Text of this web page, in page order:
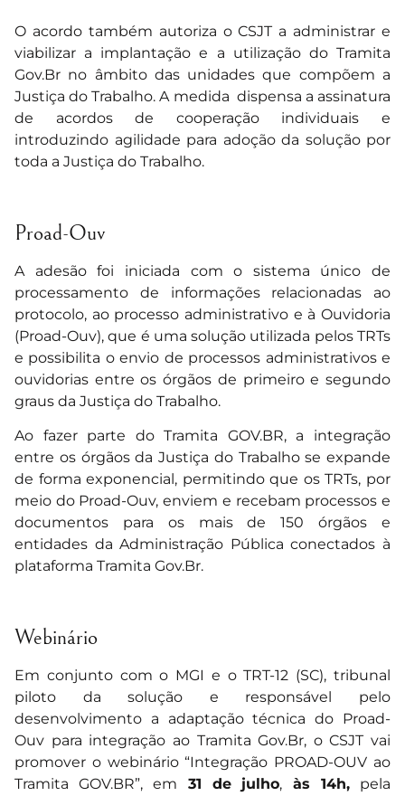
O acordo também autoriza o CSJT a administrar e
viabilizar a implantação e a utilização do Tramita
Gov.Br no âmbito das unidades que compõem a
Justiça do Trabalho. A medida dispensa a assinatura
de acordos de cooperação individuais e
introduzindo agilidade para adoção da solução por
toda a Justiça do Trabalho.
Proad-Ouv
A adesão foi iniciada com o sistema único de
processamento de informações relacionadas ao
protocolo, ao processo administrativo e à Ouvidoria
(Proad-Ouv), que é uma solução utilizada pelos TRTs
e possibilita o envio de processos administrativos e
ouvidorias entre os órgãos de primeiro e segundo
graus da Justiça do Trabalho.
Ao fazer parte do Tramita GOV.BR, a integração
entre os órgãos da Justiça do Trabalho se expande
de forma exponencial, permitindo que os TRTs, por
meio do Proad-Ouv, enviem e recebam processos e
documentos para os mais de 150 órgãos e
entidades da Administração Pública conectados à
plataforma Tramita Gov.Br.
Webinário
Em conjunto com o MGI e o TRT-12 (SC), tribunal
piloto da solução e responsável pelo
desenvolvimento a adaptação técnica do Proad-
Ouv para integração ao Tramita Gov.Br, o CSJT vai
promover o webinário “Integração PROAD-OUV ao
Tramita GOV.BR”, em 31 de julho, às 14h, pela